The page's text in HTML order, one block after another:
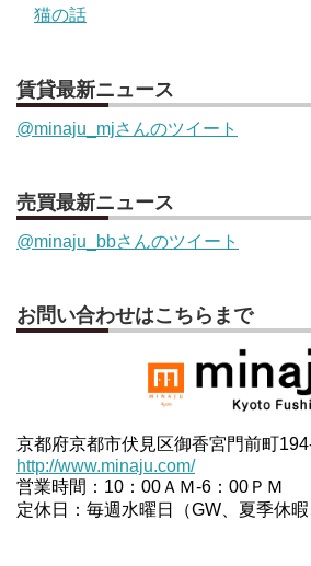
猫の話
賃貸最新ニュース
@minaju_mjさんのツイート
売買最新ニュース
@minaju_bbさんのツイート
お問い合わせはこちらまで
京都府京都市伏見区御香宮門前町
http://www.minaju.com/
営業時間：10：00ＡＭ-6：00ＰＭ
定休日：毎週水曜日（GW、夏季休暇